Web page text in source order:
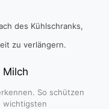
des Kühlschranks,
zu verlängern.
So schützen
wichtigsten